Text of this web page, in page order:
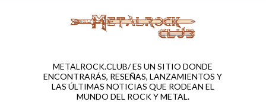
METALROCK.CLUB/ ES UN SITIO DONDE
ENCONTRARÁS, RESEÑAS, LANZAMIENTOS Y
LAS ÚLTIMAS NOTICIAS QUE RODEAN EL
MUNDO DEL ROCK Y METAL.